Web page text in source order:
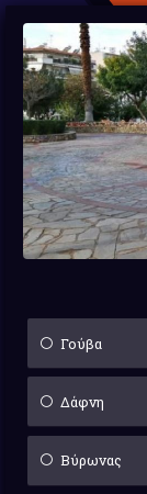
Γούβα
Δάφνη
Βύρωνας